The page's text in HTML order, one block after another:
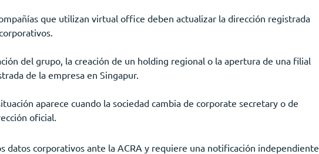
que utilizan virtual office deben actualizar la dirección registrada
del grupo, la creación de un holding regional o la apertura de una filial
de la empresa en Singapur.
aparece cuando la sociedad cambia de corporate secretary o de
oficial.
datos corporativos ante la ACRA y requiere una notificación independiente